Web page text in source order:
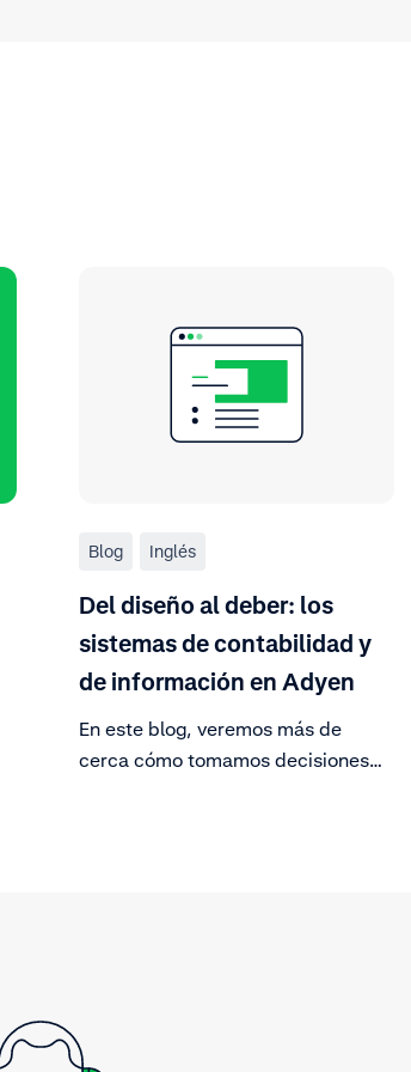
Blog Inglés
Del diseño al deber: los
sistemas de contabilidad y
de información en Adyen
En este blog, veremos más de
cerca cómo tomamos decisiones